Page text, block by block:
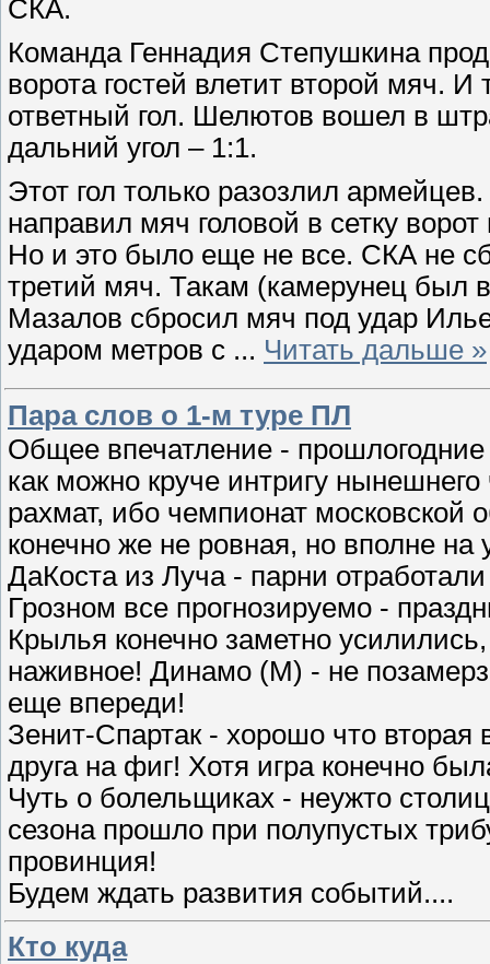
СКА.
Команда Геннадия Степушкина
ворота гостей влетит второй мяч. И
ответный гол. Шелютов вошел в
дальний угол – 1:1.
Этот гол только разозлил
направил мяч головой в сетку
Но и это было еще не все. СКА не
третий мяч. Такам (камерунец был
Мазалов сбросил мяч под удар
ударом метров с ... Читать дальше »
Пара слов о 1-м туре ПЛ
Общее впечатление -
как можно круче интригу
рахмат, ибо чемпионат московской
конечно же не ровная, но вполне
ДаКоста из Луча - парни
Грозном все прогнозируемо -
Крылья конечно заметно
наживное! Динамо (М) - не
еще впереди!
Зенит-Спартак - хорошо что вторая
друга на фиг! Хотя игра конечно
Чуть о болельщиках - неужто
сезона прошло при полупустых
провинция!
Будем ждать развития событий....
Кто куда